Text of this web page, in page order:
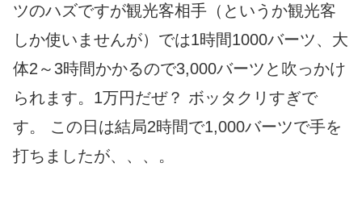
ツのハズですが観光客相手（というか観光客
しか使いませんが）では1時間1000バーツ、大
体2～3時間かかるので3,000バーツと吹っかけ
られます。1万円だぜ？ ボッタクリすぎで
す。 この日は結局2時間で1,000バーツで手を
打ちましたが、、、。